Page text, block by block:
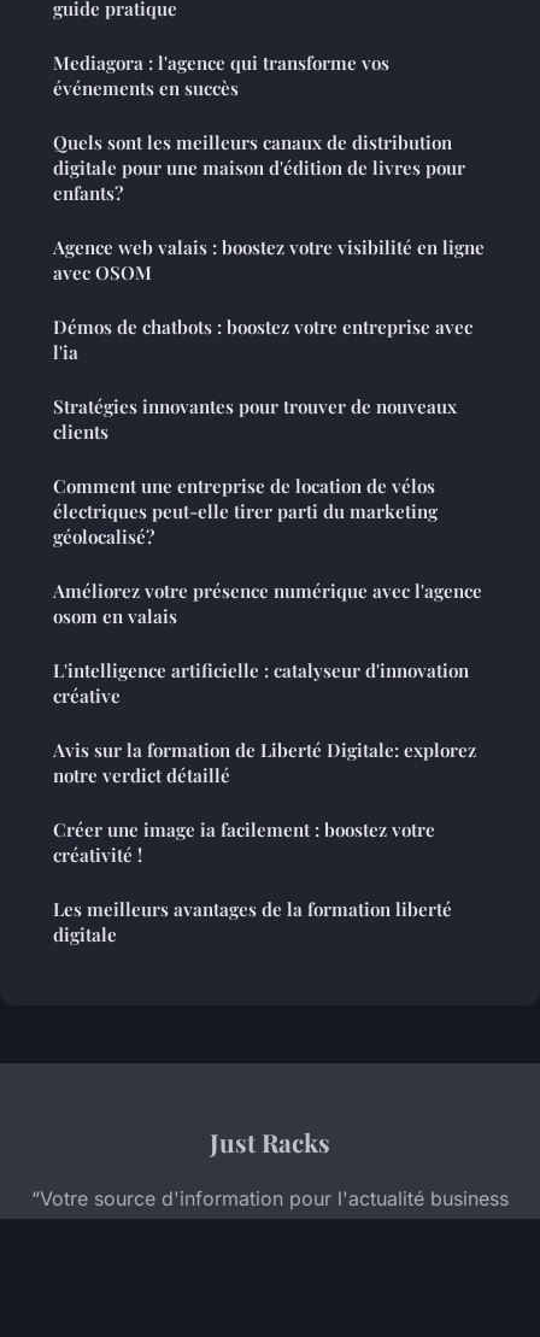
guide pratique
Mediagora : l'agence qui transforme vos
événements en succès
Quels sont les meilleurs canaux de distribution
digitale pour une maison d'édition de livres pour
enfants?
Agence web valais : boostez votre visibilité en ligne
avec OSOM
Démos de chatbots : boostez votre entreprise avec
l'ia
Stratégies innovantes pour trouver de nouveaux
clients
Comment une entreprise de location de vélos
électriques peut-elle tirer parti du marketing
géolocalisé?
Améliorez votre présence numérique avec l'agence
osom en valais
L'intelligence artificielle : catalyseur d'innovation
créative
Avis sur la formation de Liberté Digitale: explorez
notre verdict détaillé
Créer une image ia facilement : boostez votre
créativité !
Les meilleurs avantages de la formation liberté
digitale
Just Racks
“Votre source d'information pour l'actualité business